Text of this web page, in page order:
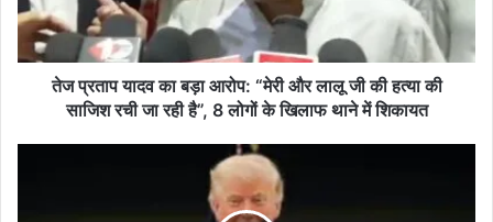
“मेरी
और
लालू
तेज प्रताप यादव का बड़ा आरोप: “मेरी और लालू जी की हत्या की
साजिश रची जा रही है”, 8 लोगों के खिलाफ थाने में शिकायत